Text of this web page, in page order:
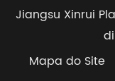
Jiangsu Xinrui
Mapa do Site